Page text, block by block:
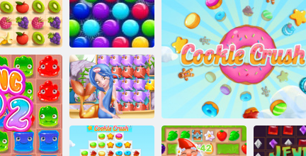
Dash Juicy
Smarty Bubbles
Xmas Edition